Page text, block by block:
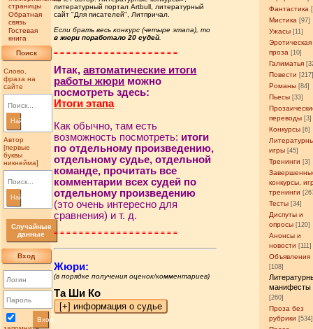
страницы
Обратная
связь
Гостевая
книга
Поиск
Слово,
фраза на
сайте
Найти
Автор
[первые
буквы
никнейма]
Найти
Случайные
данные
Вход
Вход
Фантастика
Мистика [97]
Ужасы [11]
Эротическая
проза [10]
Галиматья
Повести
Романы [84]
Пьесы [33]
переводы [3]
Конкурсы [6]
игры [45]
Тренинги [3]
конкурсы,
тренинги
Тесты [34]
Диспуты и
опросы [120]
Анонсы и
новости [111]
Объявления
[108]
манифесты
[260]
Проза без
рубрики [534]
литературный портал Artbull, литературный
сайт "Для писателей", Литпричал.
Если брать весь конкурс (четыре этапа), то
в жюри поработало 20 судей
= = = = = = = = = = = = = = = = = = = =
Итак,автоматические итоги
работы жюри можно
посмотреть здесь:
Итоги этапа
Как обычно, там есть
возможность посмотреть: итоги
по отдельному произведению,
отдельному судье, отдельной
команде, прочитать все
комментарии всех судей по
отдельному произведению
(это очень интересно для
сравнения) и т. д.
= = = = = = = = = = = = = = = = = = = =
Жюри:
(в порядке получения оценок/комментариев)
Та Ши Ко